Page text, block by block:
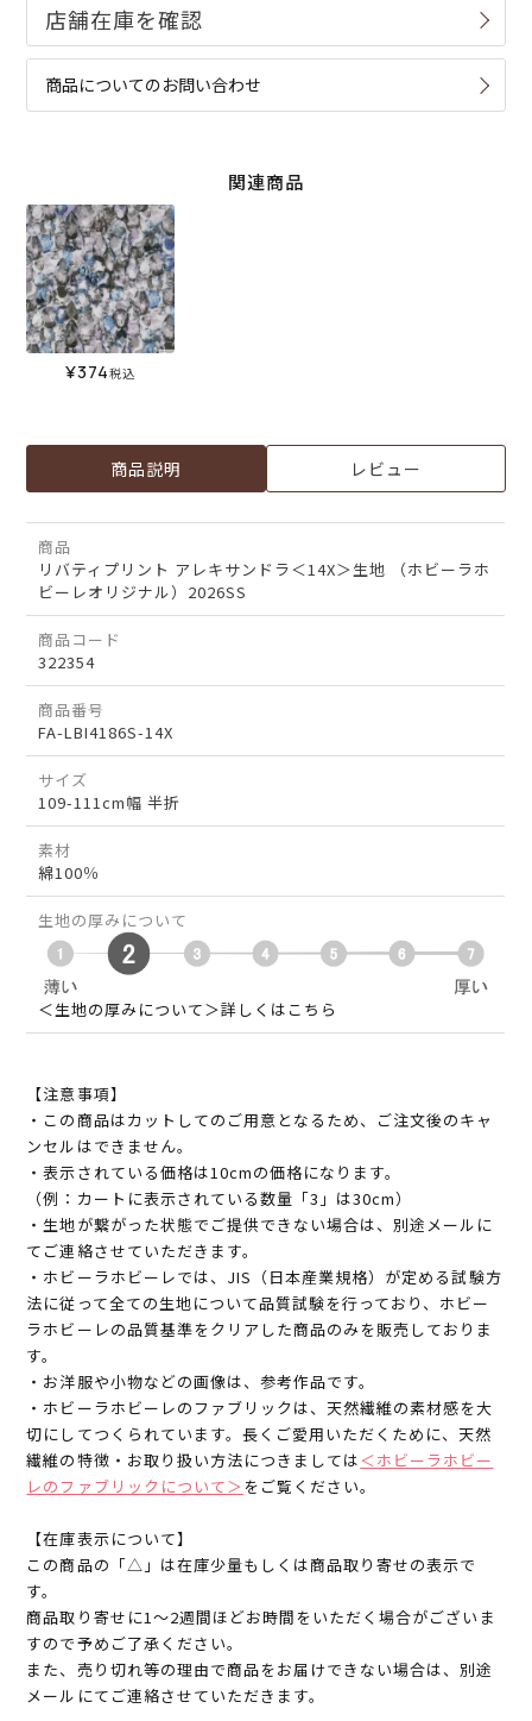
商品についてのお問い合わせ
関連商品
¥374税込
商品説明 レビュー
商品
リバティプリント アレキサンドラ＜14X＞生地 （ホビーラホ
ビーレオリジナル）2026SS
商品コード
322354
商品番号
FA-LBI4186S-14X
サイズ
109-111cm幅 半折
素材
綿100％
生地の厚みについて
＜生地の厚みについて＞詳しくはこちら
【注意事項】
・この商品はカットしてのご用意となるため、ご注文後のキャ
ンセルはできません。
・表示されている価格は10cmの価格になります。
（例：カートに表示されている数量「3」は30cm）
・生地が繋がった状態でご提供できない場合は、別途メールに
てご連絡させていただきます。
・ホビーラホビーレでは、JIS（日本産業規格）が定める試験方
法に従って全ての生地について品質試験を行っており、ホビー
ラホビーレの品質基準をクリアした商品のみを販売しておりま
す。
・お洋服や小物などの画像は、参考作品です。
・ホビーラホビーレのファブリックは、天然繊維の素材感を大
切にしてつくられています。長くご愛用いただくために、天然
繊維の特徴・お取り扱い方法につきましては＜ホビーラホビー
レのファブリックについて＞ をご覧ください。
【在庫表示について】
この商品の「△」は在庫少量もしくは商品取り寄せの表示で
す。
商品取り寄せに1～2週間ほどお時間をいただく場合がございま
すので予めご了承ください。
また、売り切れ等の理由で商品をお届けできない場合は、別途
メールにてご連絡させていただきます。